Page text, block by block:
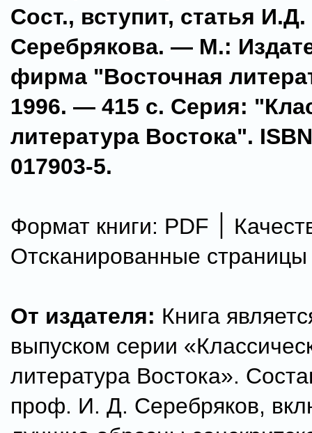
Сост., вступит, статья И.Д.
Серебрякова. — М.:
фирма "Восточная
1996. — 415 с. Серия:
литература Востока".
017903-5.
Формат книги: PDF ׀ Качество:
Отсканированные страницы
От издателя: Книга
выпуском серии
литература Востока».
проф. И. Д. Серебряков,